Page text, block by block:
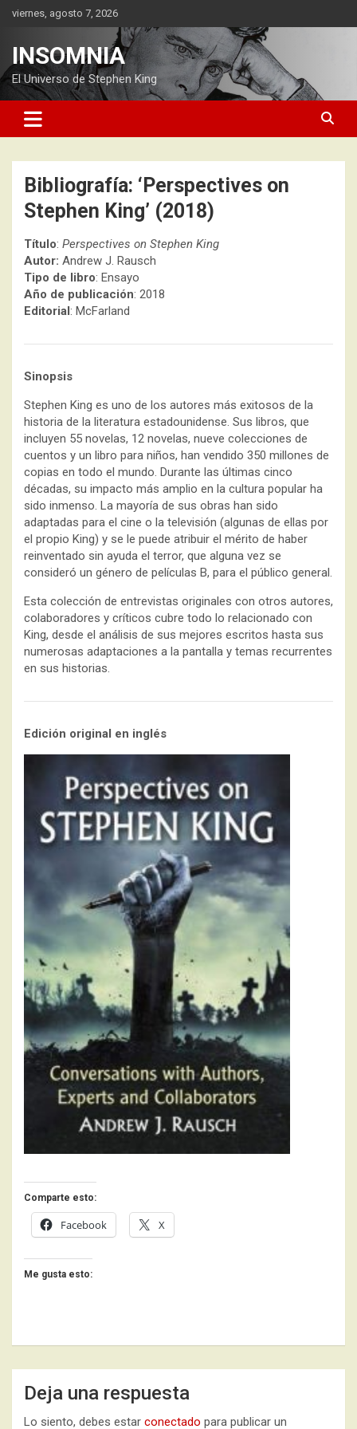
Saltarviernes, agosto 7, 2026
INSOMNIA
El Universo de Stephen King
Bibliografía: ‘Perspectives on
Stephen King’ (2018)
Título: Perspectives on Stephen King
Autor: Andrew J. Rausch
Tipo de libro: Ensayo
Año de publicación: 2018
Editorial: McFarland
Sinopsis
Stephen King es uno de los autores más exitosos de la
historia de la literatura estadounidense. Sus libros, que
incluyen 55 novelas, 12 novelas, nueve colecciones de
cuentos y un libro para niños, han vendido 350 millones de
copias en todo el mundo. Durante las últimas cinco
décadas, su impacto más amplio en la cultura popular ha
sido inmenso. La mayoría de sus obras han sido
adaptadas para el cine o la televisión (algunas de ellas por
el propio King) y se le puede atribuir el mérito de haber
reinventado sin ayuda el terror, que alguna vez se
consideró un género de películas B, para el público general.
Esta colección de entrevistas originales con otros autores,
colaboradores y críticos cubre todo lo relacionado con
King, desde el análisis de sus mejores escritos hasta sus
numerosas adaptaciones a la pantalla y temas recurrentes
en sus historias.
Edición original en inglés
Comparte esto:
Facebook X
Me gusta esto:
Deja una respuesta
Lo siento, debes estar conectado para publicar un